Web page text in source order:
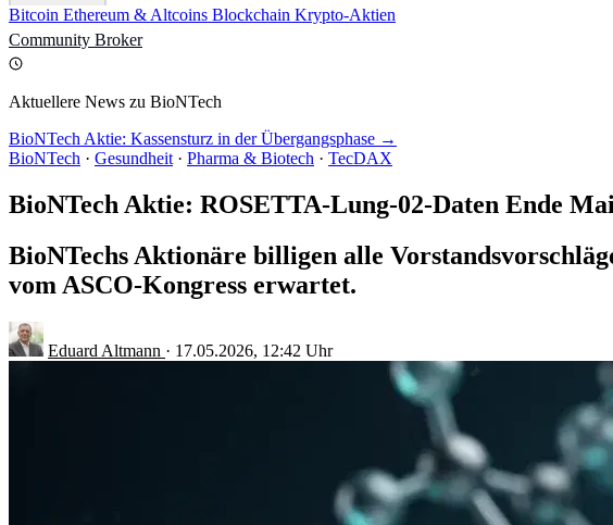
Bitcoin Ethereum & Altcoins Blockchain Krypto-Aktien
Community Broker
Aktuellere News zu BioNTech
BioNTech Aktie: Kassensturz in der Übergangsphase →
BioNTech · Gesundheit · Pharma & Biotech · TecDAX
BioNTech Aktie: ROSETTA-Lung-02-Daten Ende Mai
BioNTechs Aktionäre billigen alle
vom ASCO-Kongress erwartet.
Eduard Altmann · 17.05.2026, 12:42 Uhr